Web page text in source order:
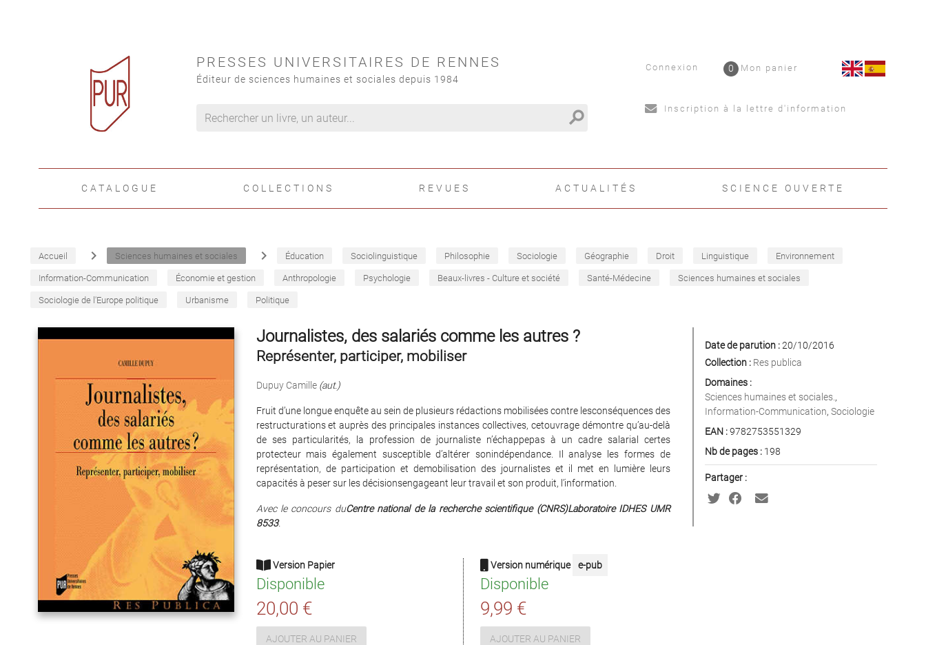
PRESSES UNIVERSITAIRES DE RENNES
Éditeur de sciences humaines et sociales depuis 1984
search
Connexion Mon panier
0
Inscription à la lettre d'information
CATALOGUE COLLECTIONS REVUES ACTUALITÉS SCIENCE OUVERTE
Accueil navigate_next Sciences humaines et sociales navigate_next Éducation Sociolinguistique Philosophie Sociologie Géographie Droit Linguistique Environnement
Information-Communication Économie et gestion Anthropologie Psychologie Beaux-livres - Culture et société Santé-Médecine Sciences humaines et sociales
Sociologie de l'Europe politique Urbanisme Politique
Journalistes, des salariés comme les autres ?
Représenter, participer, mobiliser
Dupuy Camille (aut.)
Fruit d’une longue enquête au sein de plusieurs rédactions mobilisées contre lesconséquences des
restructurations et auprès des principales instances collectives, cetouvrage démontre qu’au-delà
de ses particularités, la profession de journaliste n’échappepas à un cadre salarial certes
protecteur mais également susceptible d’altérer sonindépendance. Il analyse les formes de
représentation, de participation et demobilisation des journalistes et il met en lumière leurs
capacités à peser sur les décisionsengageant leur travail et son produit, l’information.
Avec le concours duCentre national de la recherche scientifique (CNRS)Laboratoire IDHES UMR
8533.
Version Papier
Disponible
20,00 €
AJOUTER AU PANIER
Version numérique e-pub
Disponible
9,99 €
AJOUTER AU PANIER
Date de parution :20/10/2016
Collection : Res publica
Domaines :
Sciences humaines et sociales. ,
Information-Communication, Sociologie
EAN :9782753551329
Nb de pages :198
Partager :